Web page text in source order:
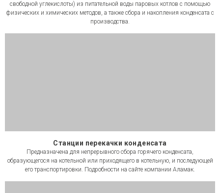
свободной углекислоты) из питательной воды паровых котлов с помощью
физических и химических методов, а также сбора и накопления конденсата с
производства.
Станции перекачки конденсата
Предназначена для непрерывного сбора горячего конденсата,
образующегося на котельной или приходящего в котельную, и последующей
его транспортировки. Подробности на сайте компании Аламак.